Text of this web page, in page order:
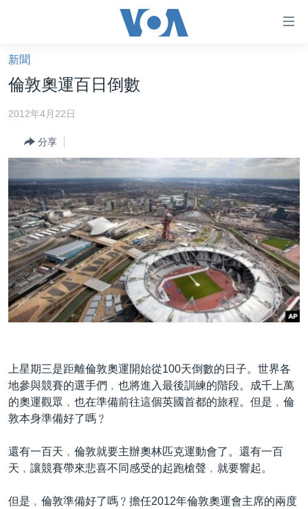
礙
鏈
接
跳
容
跳
轉
到
導
航
跳
轉
到
美國大選2024
台灣
海外港人
新聞自由
揭謊頻道
美國
中國
國際
視頻
每日視頻新聞
VOA 60秒 (國際)
美國專訊
視頻存檔
YOUTUBE頻道
音頻
時事經緯
新聞音頻
海外港人
港人港心
關注我們
新聞
倫敦奧運百日倒數
2012年4月22日
分享
上星期三是距離倫敦奧運開始從100天倒數的日子。世界各
地參與競賽的選手們﹐也將進入最後訓練的階段。成千上萬
的奧運觀眾﹐也在準備前往這個英國首都的旅程。但是﹐倫
敦本身準備好了嗎﹖
還有一百天﹐倫敦就要主辦奧林匹克運動會了。還有一百
天﹐讓競賽帶來悲喜不同感受的起跑槍聲﹐就要響起。
但是﹐倫敦準備好了嗎﹖擔任2012年倫敦奧運會主席的兩度